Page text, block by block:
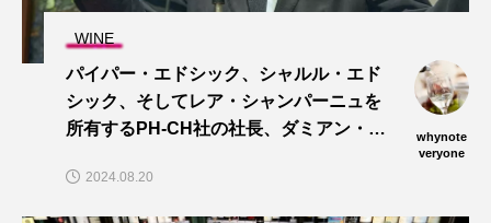
WINE
パイパー・エドシック、シャルル・エド
シック、そしてレア・シャンパーニュを
所有するPH-CH社の社長、ダミアン・ラ
来”
whynote
veryone
2024.08.20